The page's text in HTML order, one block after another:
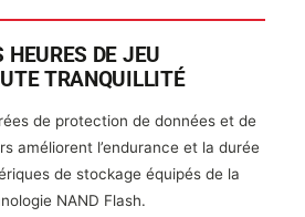
HEURES DE JEU
TRANQUILLITÉ
de protection de données et de
améliorent l’endurance et la durée
de stockage équipés de la
NAND Flash.